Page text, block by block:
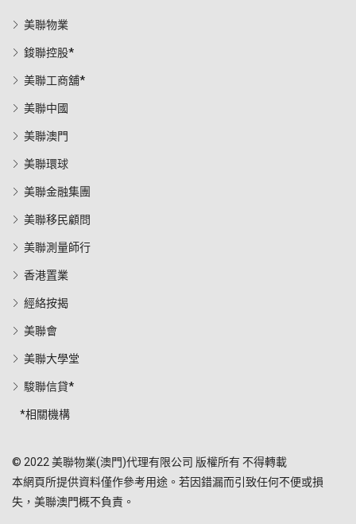
美聯物業
鋑聯控股*
美聯工商舖*
美聯中國
美聯澳門
美聯環球
美聯金融集團
美聯移民顧問
美聯測量師行
香港置業
經絡按揭
美聯會
美聯大學堂
駿聯信貸*
*相關機構
© 2022 美聯物業(澳門)代理有限公司 版權所有 不得轉載
本網頁所提供資料僅作參考用途。若因錯漏而引致任何不便或損
失，美聯澳門概不負責。